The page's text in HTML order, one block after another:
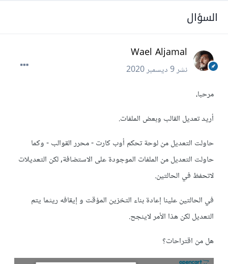
السؤال
Wael Aljamal
نشر9 ديسمبر 2020
مرحبا،
أريد تعديل القالب وبعض الملفات.
حاولت التعديل من لوحة تحكم أوب كارت - محرر القوالب - وكما
حاولت التعديل من الملفات الموجودة على الاستضافة, لكن التعديلات
لاتحفظ في الحالتين.
في الحالتين علينا إعادة بناء التخزين المؤقت و إيقافه ريثما يتم
التعديل لكن هذا الأمر لاينجح.
هل من اقتراحات؟